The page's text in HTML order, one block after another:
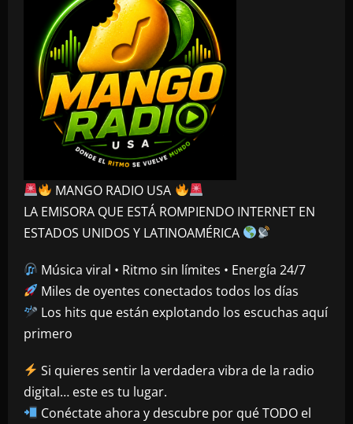
MANGO RADIO USA
LA EMISORA QUE ESTÁ ROMPIENDO INTERNET EN
ESTADOS UNIDOS Y LATINOAMÉRICA
Música viral • Ritmo sin límites • Energía 24/7
Miles de oyentes conectados todos los días
Los hits que están explotando los escuchas aquí
primero
Si quieres sentir la verdadera vibra de la radio
digital… este es tu lugar.
Conéctate ahora y descubre por qué TODO el